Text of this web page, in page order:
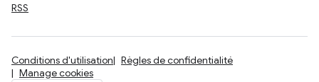
RSS
Conditions d'utilisation
Règles de confidentialité
Manage cookies